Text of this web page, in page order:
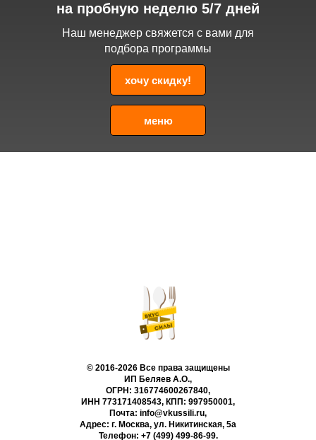
на пробную неделю 5/7 дней
Наш менеджер свяжется с вами для
подбора программы
хочу скидку!
меню
© 2016-2026 Все права защищены
ИП Беляев А.О.,
ОГРН: 316774600267840,
ИНН 773171408543, КПП: 997950001,
Почта: info@vkussili.ru,
Адрес: г. Москва, ул. Никитинская, 5а
Телефон: +7 (499) 499-86-99.